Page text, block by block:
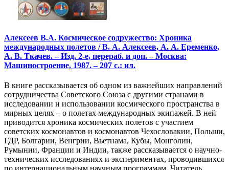
Алексеев В.А. Космическое содружество: Хроника
международных полетов / В. А. Алексеев, А. А. Еременко,
А. В. Ткачев. – Изд. 2-е, перераб. и доп. – Москва:
Машиностроение, 1987. – 207 с.: ил.
В книге рассказывается об одном из важнейших направлений
сотрудничества Советского Союза с другими странами в
исследовании и использовании космического пространства в
мирных целях – о полетах международных экипажей. В ней
приводится хроника космических полетов с участием
советских космонавтов и космонавтов Чехословакии, Польши,
ГДР, Болгарии, Венгрии, Вьетнама, Кубы, Монголии,
Румынии, Франции и Индии, также рассказывается о научно-
технических исследованиях и экспериментах, проводившихся
по интернациональным научным программам. Читатель